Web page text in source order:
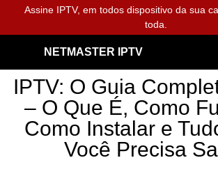
Assine IPTV, em todos dispositivo da sua
toda.
NETMASTER IPTV
IPTV: O Guia
– O Que É, Como
Como Instalar e
Você Precisa